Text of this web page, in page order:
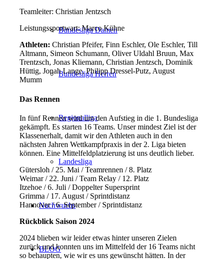
Bundesliga Damen
Bundesliga Herren
Regionalliga
Landesliga
Nachwuchs
BLOG
Teamleiter: Christian Jentzsch
Leistungssportwart: Marco Kühne
Athleten: Christian Pfeifer, Finn Eschler, Ole Eschler, Till
Altmann, Simeon Schumann, Oliver Uldahl Bruun, Max
Trentzsch, Jonas Kliemann, Christian Jentzsch, Dominik
Hüttig, Jonah Lange, Philipp Dressel-Putz, August
Mumm
Das Rennen
In fünf Rennen wird um den Aufstieg in die 1. Bundesliga
gekämpft. Es starten 16 Teams. Unser mindest Ziel ist der
Klassenerhalt, damit wir den Athleten auch in den
nächsten Jahren Wettkampfpraxis in der 2. Liga bieten
können. Eine Mittelfeldplatzierung ist uns deutlich lieber.
Gütersloh / 25. Mai / Teamrennen / 8. Platz
Weimar / 22. Juni / Team Relay / 12. Platz
Itzehoe / 6. Juli / Doppelter Supersprint
Grimma / 17. August / Sprintdistanz
Hannover / 6. September / Sprintdistanz
RückblickSaison 2024
2024 blieben wir leider etwas hinter unseren Zielen
zurück und konnten uns im Mittelfeld der 16 Teams nicht
so behaupten, wie wir es uns gewünscht hätten. In der